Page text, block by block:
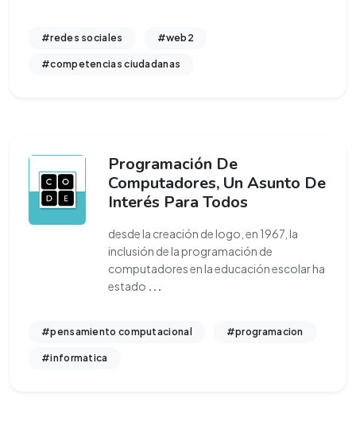
#redes sociales #web2
#competencias ciudadanas
Programación De
Computadores, Un Asunto De
Interés Para Todos
desde la creación de logo, en 1967, la
inclusión de la programación de
computadores en la educación escolar ha
estado ...
#pensamiento computacional #programacion
#informatica